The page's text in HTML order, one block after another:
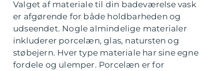
Valget af materiale til din badeværelse vask
er afgørende for både holdbarheden og
udseendet. Nogle almindelige materialer
inkluderer porcelæn, glas, natursten og
støbejern. Hver type materiale har sine egne
fordele og ulemper. Porcelæn er for